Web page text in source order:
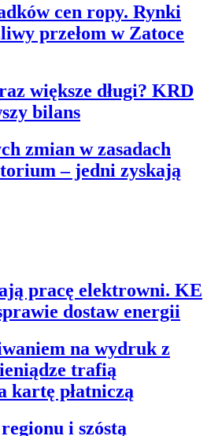
cen ropy. Rynki
przełom w Zatoce
większe długi? KRD
bilans
zmian w zasadach
– jedni zyskają
pracę elektrowni. KE
dostaw energii
na wydruk z
trafią
kartę płatniczą
i szóstą